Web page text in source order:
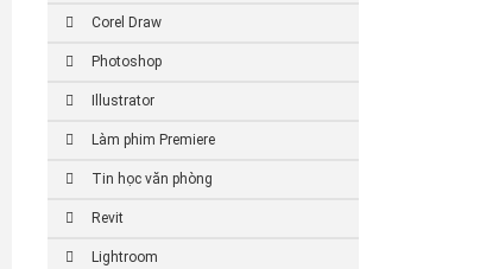
Corel Draw
Photoshop
Illustrator
Làm phim Premiere
Tin học văn phòng
Revit
Lightroom